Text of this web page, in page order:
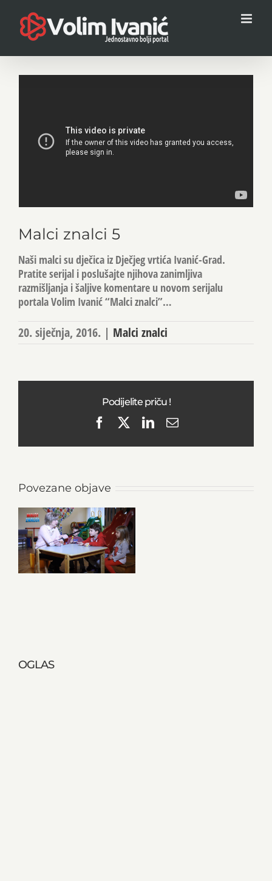
content
Malci znalci 5
Naši malci su dječica iz Dječjeg vrtića Ivanić-Grad.
Pratite serijal i poslušajte njihova zanimljiva
razmišljanja i šaljive komentare u novom serijalu
portala Volim Ivanić “Malci znalci”…
20. siječnja, 2016. | Malci znalci
Podijelite priču !
FacebookLinkedIn
Email
Povezane objave
OGLAS